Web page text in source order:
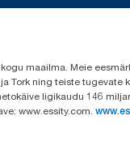
maailma. Meie
Tork ning teiste tugevate
ligikaudu 146
www.essity.com.